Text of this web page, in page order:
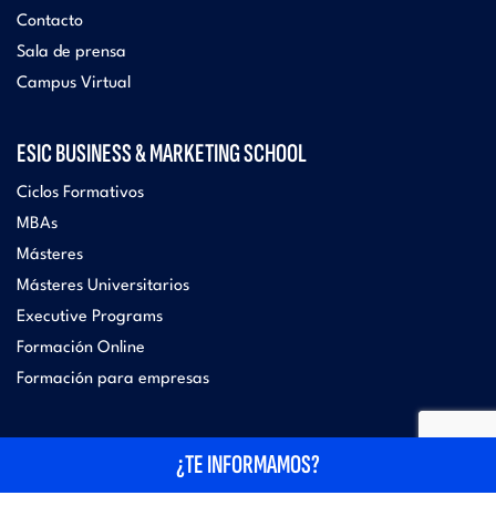
Contacto
Sala de prensa
Campus Virtual
ESIC BUSINESS & MARKETING SCHOOL
Ciclos Formativos
MBAs
Másteres
Másteres Universitarios
Executive Programs
Formación Online
Formación para empresas
¿TE INFORMAMOS?